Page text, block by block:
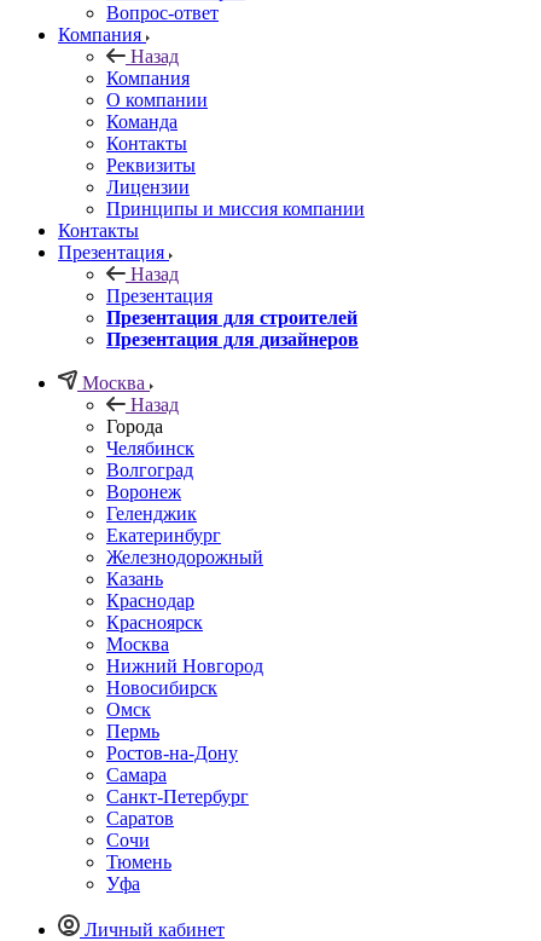
Вопрос-ответ
Компания
Назад
Компания
О компании
Команда
Контакты
Реквизиты
Лицензии
Принципы и миссия компании
Контакты
Презентация
Назад
Презентация
Презентация для строителей
Презентация для дизайнеров
Москва
Назад
Города
Челябинск
Волгоград
Воронеж
Геленджик
Екатеринбург
Железнодорожный
Казань
Краснодар
Красноярск
Москва
Нижний Новгород
Новосибирск
Омск
Пермь
Ростов-на-Дону
Самара
Санкт-Петербург
Саратов
Сочи
Тюмень
Уфа
Личный кабинет